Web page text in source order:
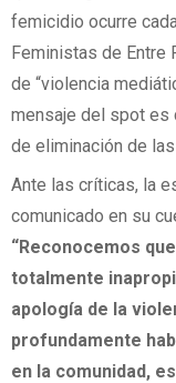
femicidio ocurre
Feministas de Entre
de “violencia
mensaje del spot es
de eliminación de las
Ante las críticas, la
comunicado en su
“Reconocemos
totalmente
apología de la
profundamente
en la comunidad,